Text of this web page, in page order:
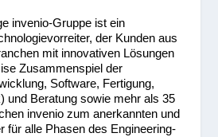
invenio-Gruppe ist ein
der Kunden aus
mit innovativen Lösungen
Zusammenspiel der
Software, Fertigung,
und Beratung sowie mehr als 35
invenio zum anerkannten und
für alle Phasen des Engineering-